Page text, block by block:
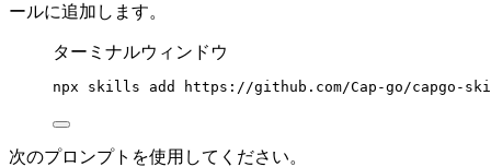
ールに追加します。
ターミナルウィンドウ
npx skills add https://github.com/Cap-go/capgo-
次のプロンプトを使用してください。